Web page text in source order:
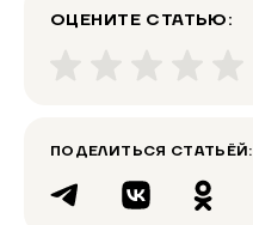
ОЦЕНИТЕ СТАТЬЮ:
ПОДЕЛИТЬСЯ СТАТЬЁЙ: